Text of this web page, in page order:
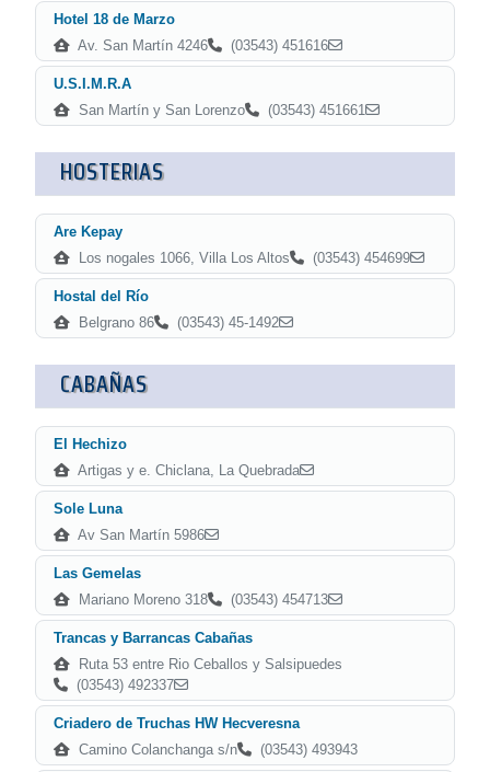
Hotel 18 de Marzo
Av. San Martín 4246
(03543) 451616
U.S.I.M.R.A
San Martín y San Lorenzo
(03543) 451661
HOSTERIAS
Are Kepay
Los nogales 1066, Villa Los Altos
(03543) 454699
Hostal del Río
Belgrano 86
(03543) 45-1492
CABAÑAS
El Hechizo
Artigas y e. Chiclana, La Quebrada
Sole Luna
Av San Martín 5986
Las Gemelas
Mariano Moreno 318
(03543) 454713
Trancas y Barrancas Cabañas
Ruta 53 entre Rio Ceballos y Salsipuedes
(03543) 492337
Criadero de Truchas HW Hecveresna
Camino Colanchanga s/n
(03543) 493943